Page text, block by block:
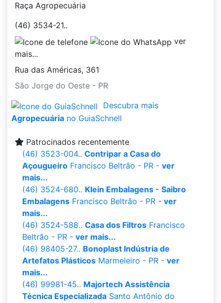
Raça Agropecuária
(46) 3534-21..
ver
mais...
Rua das Américas, 361
São Jorge do Oeste - PR
Descubra mais
Agropecuária no GuiaSchnell
Patrocinados recentemente
(46) 3523-004.. Contripar a Casa do
Açougueiro Francisco Beltrão - PR - ver
mais...
(46) 3524-680.. Klein Embalagens - Saibro
Embalagens Francisco Beltrão - PR - ver
mais...
(46) 3524-588.. Casa dos Filtros Francisco
Beltrão - PR - ver mais...
(46) 98405-27.. Bonoplast Indústria de
Artefatos Plásticos Marmeleiro - PR - ver
mais...
(46) 99981-45.. Majortech Assistência
Técnica Especializada Santo Antônio do